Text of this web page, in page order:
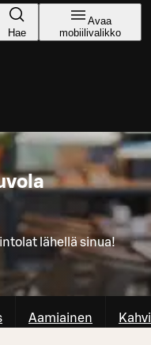
Hae
Avaa
mobiilivalikko
lähellä sinua!
Aamiainen